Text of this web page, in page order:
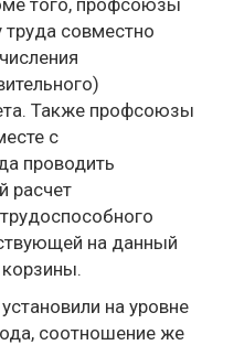
того, профсоюзы
труда совместно
Также профсоюзы
с
проводить
расчет
на данный
на уровне
соотношение же